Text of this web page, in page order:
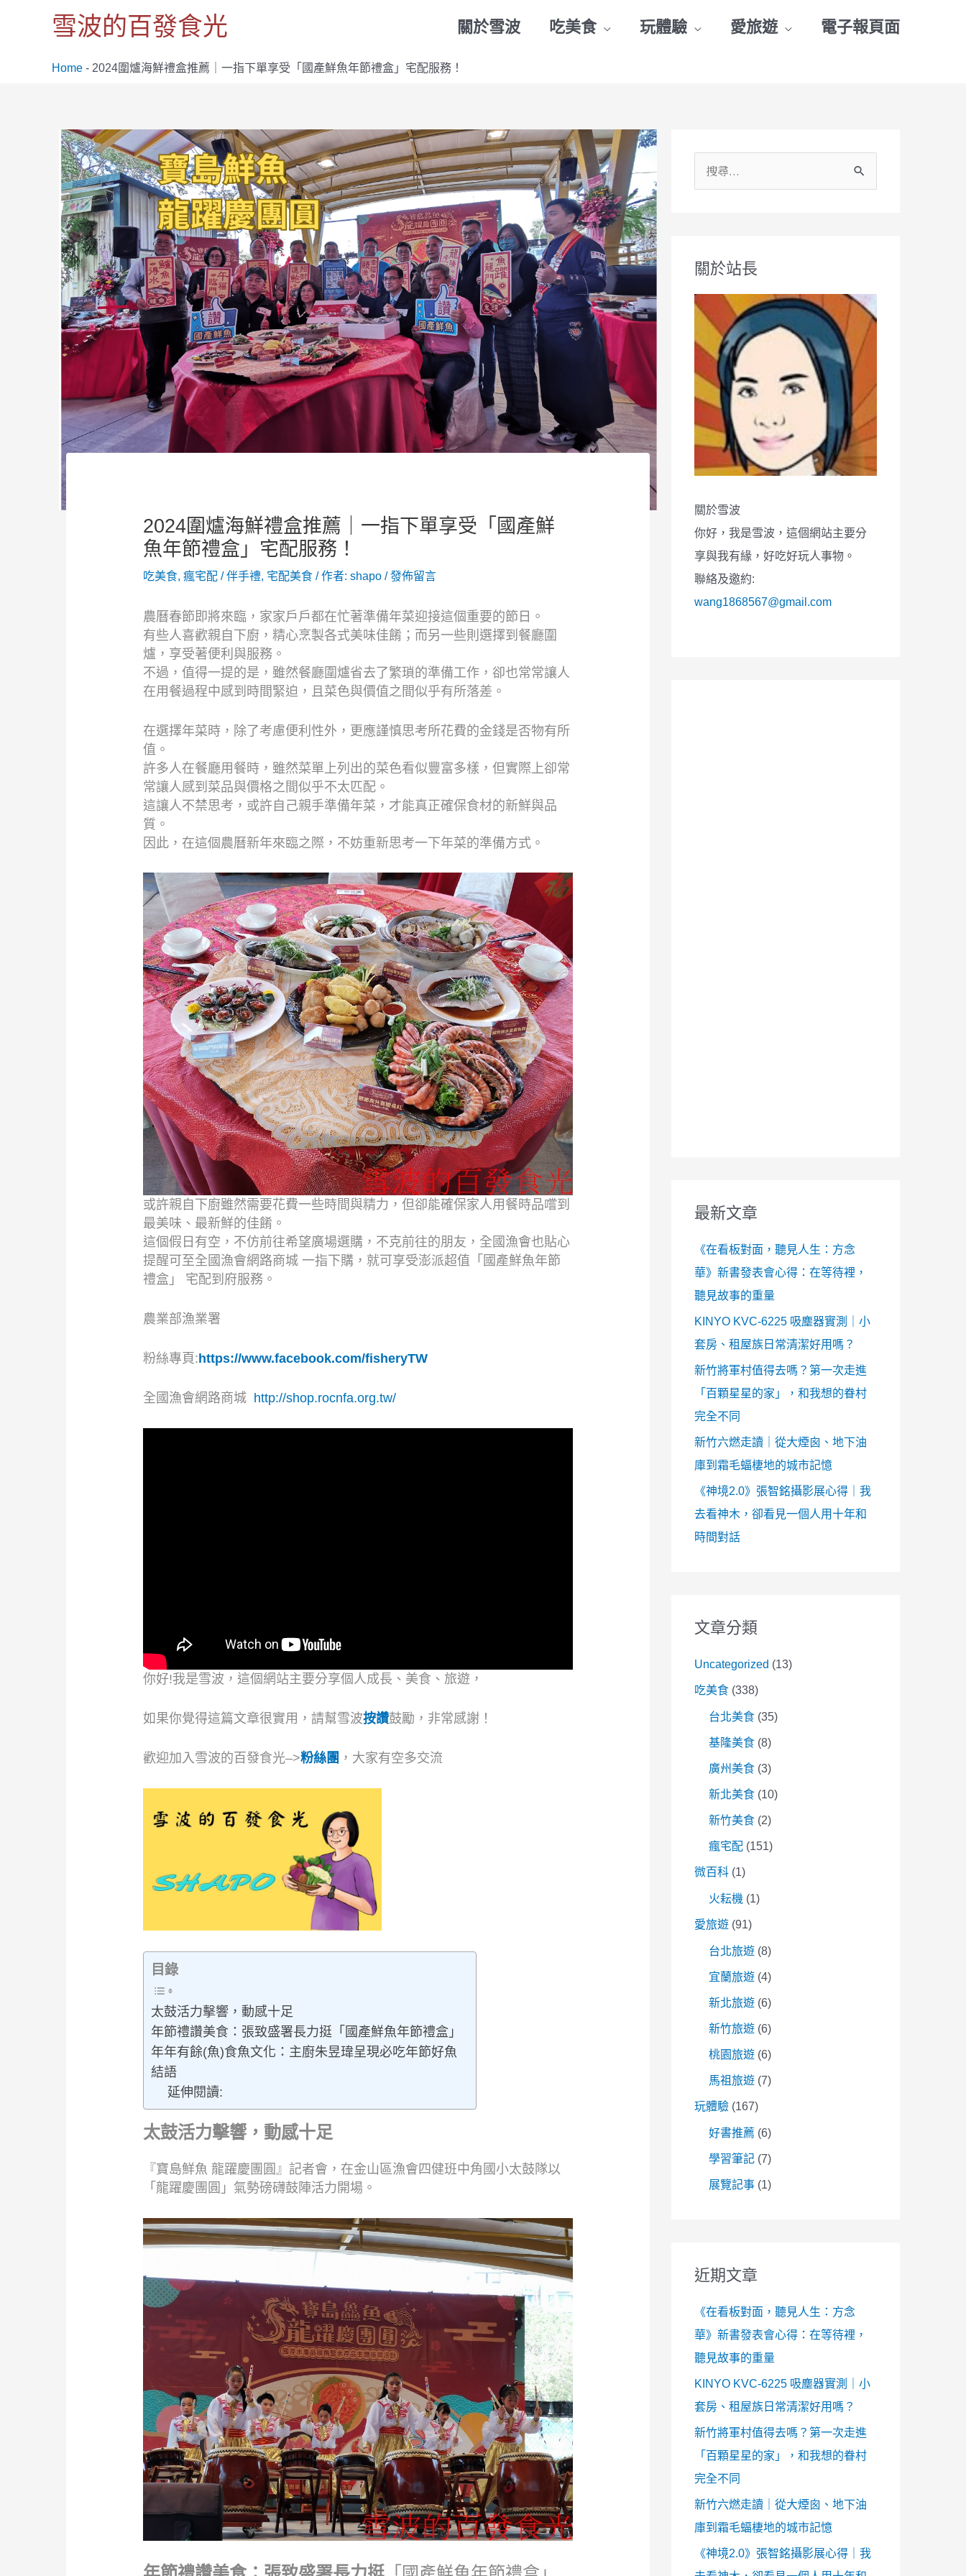
雪波的百發食光 關於雪波 吃美食 玩體驗 愛旅遊 電子報頁面
Home - 2024圍爐海鮮禮盒推薦｜一指下單享受「國產鮮魚年節禮盒」宅配服務！
2024圍爐海鮮禮盒推薦｜一指下單享受「國產鮮
魚年節禮盒」宅配服務！
吃美食, 瘋宅配/伴手禮, 宅配美食/ 作者: shapo /發佈留言
農曆春節即將來臨，家家戶戶都在忙著準備年菜迎接這個重要的節日。
有些人喜歡親自下廚，精心烹製各式美味佳餚；而另一些則選擇到餐廳圍
爐，享受著便利與服務。
不過，值得一提的是，雖然餐廳圍爐省去了繁瑣的準備工作，卻也常常讓人
在用餐過程中感到時間緊迫，且菜色與價值之間似乎有所落差。
在選擇年菜時，除了考慮便利性外，更應謹慎思考所花費的金錢是否物有所
值。
許多人在餐廳用餐時，雖然菜單上列出的菜色看似豐富多樣，但實際上卻常
常讓人感到菜品與價格之間似乎不太匹配。
這讓人不禁思考，或許自己親手準備年菜，才能真正確保食材的新鮮與品
質。
因此，在這個農曆新年來臨之際，不妨重新思考一下年菜的準備方式。
或許親自下廚雖然需要花費一些時間與精力，但卻能確保家人用餐時品嚐到
最美味、最新鮮的佳餚。
這個假日有空，不仿前往希望廣場選購，不克前往的朋友，全國漁會也貼心
提醒可至全國漁會網路商城 一指下購，就可享受澎派超值「國產鮮魚年節
禮盒」 宅配到府服務。
農業部漁業署
粉絲專頁:https://www.facebook.com/fisheryTW
全國漁會網路商城 http://shop.rocnfa.org.tw/
你好!我是雪波，這個網站主要分享個人成長、美食、旅遊，
如果你覺得這篇文章很實用，請幫雪波按讚鼓勵，非常感謝！
歡迎加入雪波的百發食光–>粉絲團 ，大家有空多交流
目錄
太鼓活力擊響，動感十足
年節禮讚美食：張致盛署長力挺「國產鮮魚年節禮盒」
年年有餘(魚)食魚文化：主廚朱昱瑋呈現必吃年節好魚
結語
延伸閱讀:
太鼓活力擊響，動感十足
『寶島鮮魚 龍躍慶團圓』記者會，在金山區漁會四健班中角國小太鼓隊以
「龍躍慶團圓」氣勢磅礴鼓陣活力開場。
Post
navigation
字
關於站長
關於雪波
你好，我是雪波，這個網站主要分
享與我有緣，好吃好玩人事物。
聯絡及邀約:
wang1868567@gmail.com
最新文章
《在看板對面，聽見人生：方念
華》新書發表會心得：在等待裡，
聽見故事的重量
KINYO KVC-6225 吸塵器實測｜小
套房、租屋族日常清潔好用嗎？
新竹將軍村值得去嗎？第一次走進
「百顆星星的家」，和我想的眷村
完全不同
新竹六燃走讀｜從大煙囪、地下油
庫到霜毛蝠棲地的城市記憶
《神境2.0》張智銘攝影展心得｜我
去看神木，卻看見一個人用十年和
時間對話
文章分類
Uncategorized (13)
吃美食 (338)
台北美食 (35)
基隆美食 (8)
廣州美食 (3)
新北美食 (10)
新竹美食 (2)
瘋宅配 (151)
微百科 (1)
火耘機 (1)
愛旅遊 (91)
台北旅遊 (8)
宜蘭旅遊 (4)
新北旅遊 (6)
新竹旅遊 (6)
桃園旅遊 (6)
馬祖旅遊 (7)
玩體驗 (167)
好書推薦 (6)
學習筆記 (7)
展覽記事 (1)
近期文章
《在看板對面，聽見人生：方念
華》新書發表會心得：在等待裡，
聽見故事的重量
KINYO KVC-6225 吸塵器實測｜小
套房、租屋族日常清潔好用嗎？
新竹將軍村值得去嗎？第一次走進
「百顆星星的家」，和我想的眷村
完全不同
新竹六燃走讀｜從大煙囪、地下油
庫到霜毛蝠棲地的城市記憶
《神境2.0》張智銘攝影展心得｜我